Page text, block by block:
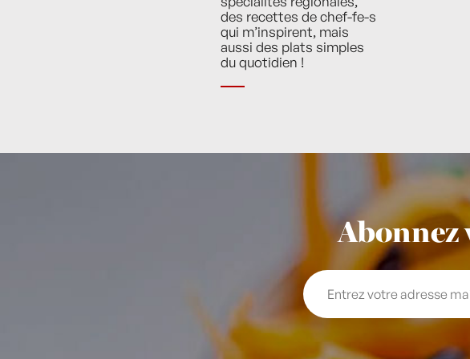
des recettes de chef-fe-s
qui m’inspirent, mais
aussi des plats simples
du quotidien !
Abonnez